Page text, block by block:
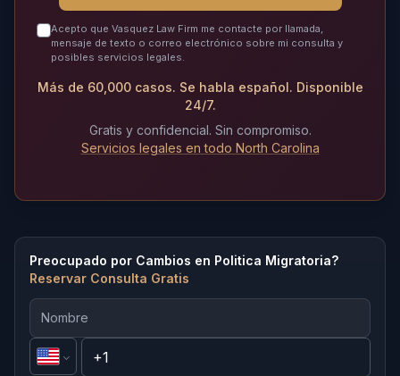
Acepto que Vasquez Law Firm me contacte por llamada,
mensaje de texto o correo electrónico sobre mi consulta y
posibles servicios legales.
Más de 60,000 casos. Se habla español. Disponible
24/7.
Gratis y confidencial. Sin compromiso.
Servicios legales en todo North Carolina
Preocupado por Cambios en Politica Migratoria?
Reservar Consulta Gratis